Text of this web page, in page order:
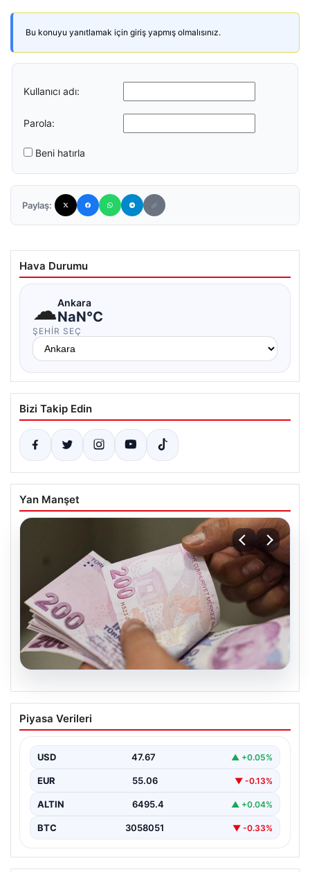
Bu konuyu yanıtlamak için giriş yapmış olmalısınız.
Kullanıcı adı:
Parola:
Beni hatırla
Paylaş:
Hava Durumu
☁Ankara
NaN°C
ŞEHIR SEÇ
Bizi Takip Edin
Yan Manşet
05.08.2026
2026 Kurban Bayramı Emekli
İkramiyeleri Ne Zaman Ödenecek?
milyon emekli vatandaşın gözü kulağı bayram
ikramiyesi…
Piyasa Verileri
USD 47.67 ▲ +0.05%
EUR 55.06 ▼ -0.13%
ALTIN 6495.4 ▲ +0.04%
BTC 3058051 ▼ -0.33%